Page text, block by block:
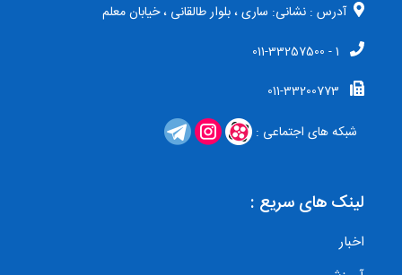
لینک های سریع :
اخبار
آدرس : نشانی: ساری ، بلوار طالقانی ، خیابان معلم
1 - 011-33257500
011-33200773
شبکه های اجتماعی :